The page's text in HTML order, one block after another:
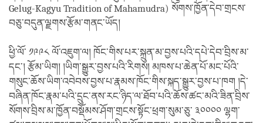
Gelug-Kagyu Tradition of Mahamudra) སོགས་ཁྱོན་དེབ་གྲངས་
བཅུ་བདུན་ལྗགས་རྩོམ་གནང་ཡོད།
ཕྱི་ལོ་ ༡༩༩༨ ལོ་འཇུག་ལ། ཁོང་གིས་པར་སྐྲུན་མ་བྱས་པའི་དཔེ་དེབ་བྲིས་མ་
དང་། རྩོམ་ཡིག། །ཡིག་སྒྱུར་བྱས་པའི་རིགས། མཁས་པ་ཆེན་པོ་མང་པོའི་
གསུང་ཆོས་ཡིག་འབེབས་བྱས་པ་རྣམས་ཁོང་གིས་སྐད་སྒྱུར་བྱས་པ་ཁག །དེ་
བཞིན་ཁོང་རྣམ་པའི་དྲུང་ནས་རང་ཉིད་ལ་ཐོབ་པའི་ཆོས་ཚང་མའི་ཟིན་བྲིས་
སོགས་བྲིས་མ་ཁྱོན་བསྡོམས་ཤོག་གྲངས་སྟོང་ཕྲག་སུམ་ཅུ་ ༣༠༠༠༠ ལྷག་